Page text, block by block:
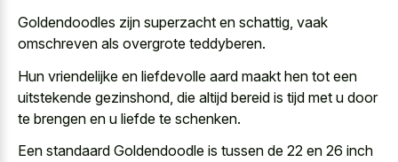
Goldendoodles zijn superzacht en schattig, vaak
omschreven als overgrote teddyberen.
Hun vriendelijke en liefdevolle aard maakt hen tot een
uitstekende gezinshond, die altijd bereid is tijd met u door
te brengen en u liefde te schenken.
Een standaard Goldendoodle is tussen de 22 en 26 inch